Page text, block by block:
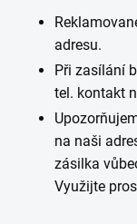
adresu.
Při zasílání
tel. kontakt
na naši
zásilka
Využijte